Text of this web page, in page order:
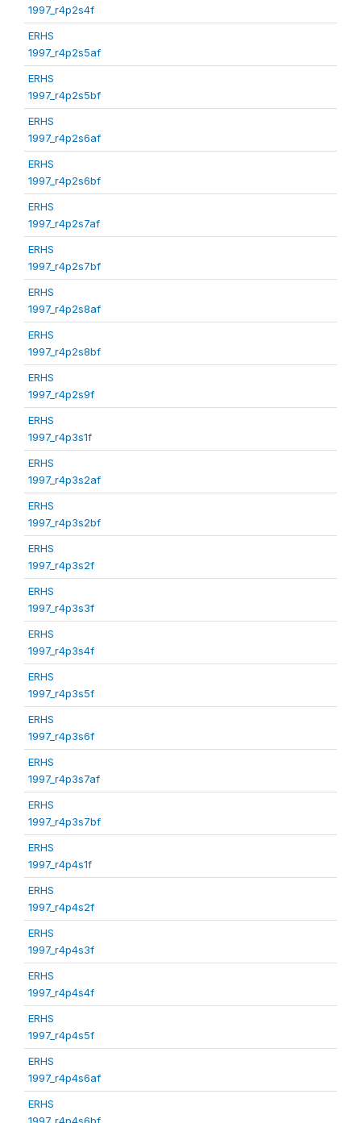
1997_r4p2s4f
ERHS
1997_r4p2s5af
ERHS
1997_r4p2s5bf
ERHS
1997_r4p2s6af
ERHS
1997_r4p2s6bf
ERHS
1997_r4p2s7af
ERHS
1997_r4p2s7bf
ERHS
1997_r4p2s8af
ERHS
1997_r4p2s8bf
ERHS
1997_r4p2s9f
ERHS
1997_r4p3s1f
ERHS
1997_r4p3s2af
ERHS
1997_r4p3s2bf
ERHS
1997_r4p3s2f
ERHS
1997_r4p3s3f
ERHS
1997_r4p3s4f
ERHS
1997_r4p3s5f
ERHS
1997_r4p3s6f
ERHS
1997_r4p3s7af
ERHS
1997_r4p3s7bf
ERHS
1997_r4p4s1f
ERHS
1997_r4p4s2f
ERHS
1997_r4p4s3f
ERHS
1997_r4p4s4f
ERHS
1997_r4p4s5f
ERHS
1997_r4p4s6af
ERHS
1997_r4p4s6bf